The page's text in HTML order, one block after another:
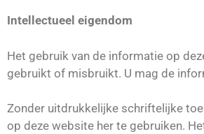
Intellectueel eigendom
Het gebruik van de informatie op
gebruikt of misbruikt. U mag de
Zonder uitdrukkelijke schriftelijke
op deze website her te gebruiken.